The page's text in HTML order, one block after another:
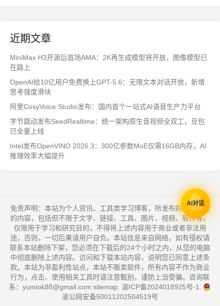
近期文章
MiniMax H3开源后首场AMA：2K再生成模型将开放，图像模型已
在路上
OpenAI给10亿用户免费换上GPT-5.6：无限文本对话开放，新增
思考强度滑块
阿里CosyVoice Studio发布：国内首个一站式AI语音生产力平台
字节跳动发布SeedRealtime：统一架构原生音视频全双工，豆包
已全量上线
Intel发布OpenVINO 2026.3：300亿参数MoE仅需16GB内存，AI
推理效率大幅提升
免责声明：本站为个人资讯、工具类学习博客，所发布的一切形式
的内容，包括但不限于文字、链接、工具、图片、视频、软件等，
仅限用于学习和研究目的，不得将上述内容用于商业或者非法用
途，否则，一切后果请用户自负。本站信息来自网络，如有侵权请
联系本站删除下架，您必须在下载后的24个小时之内，从您的电脑
中彻底删除上述内容。访问和下载本站内容，说明您已同意上述条
款。本站为非盈利性站点，本站不贩卖软件，所有内容不作为商业
行为，点击、使用相关工具时请注意甄别，谨防上当受骗。咨询联
系：yumiok88@gmail.com sitemap 渝ICP备2024018925号-1
渝公网安备50011202504519号
AI对话